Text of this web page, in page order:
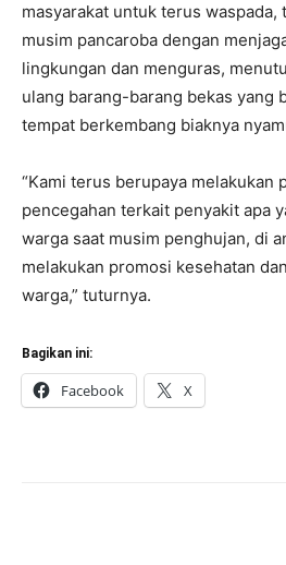
masyarakat untuk terus waspada,
musim pancaroba dengan
lingkungan dan menguras,
ulang barang-barang bekas yang
tempat berkembang biaknya
“Kami terus berupaya melakukan
pencegahan terkait penyakit apa
warga saat musim penghujan, di
melakukan promosi kesehatan
warga,” tuturnya.
Bagikan ini:
Facebook X